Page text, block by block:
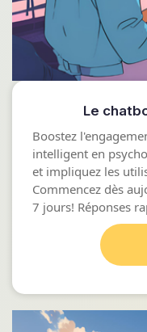
Le
Boostez
intelligent en
et impliquez les
Commencez dès
7 jours! Réponses